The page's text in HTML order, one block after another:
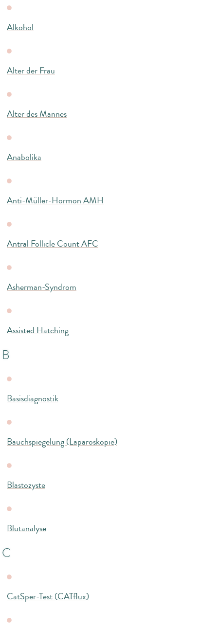
Alkohol
Alter der Frau
Alter des Mannes
Anabolika
Anti-Müller-Hormon AMH
Antral Follicle Count AFC
Asherman-Syndrom
Assisted Hatching
B
Basisdiagnostik
Bauchspiegelung (Laparoskopie)
Blastozyste
Blutanalyse
C
CatSper-Test (CATflux)